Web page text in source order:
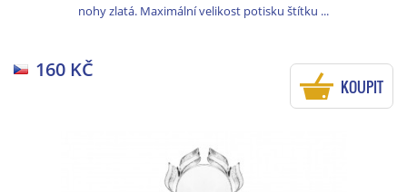
nohy zlatá. Maximální velikost potisku štítku ...
160 KČ
KOUPIT